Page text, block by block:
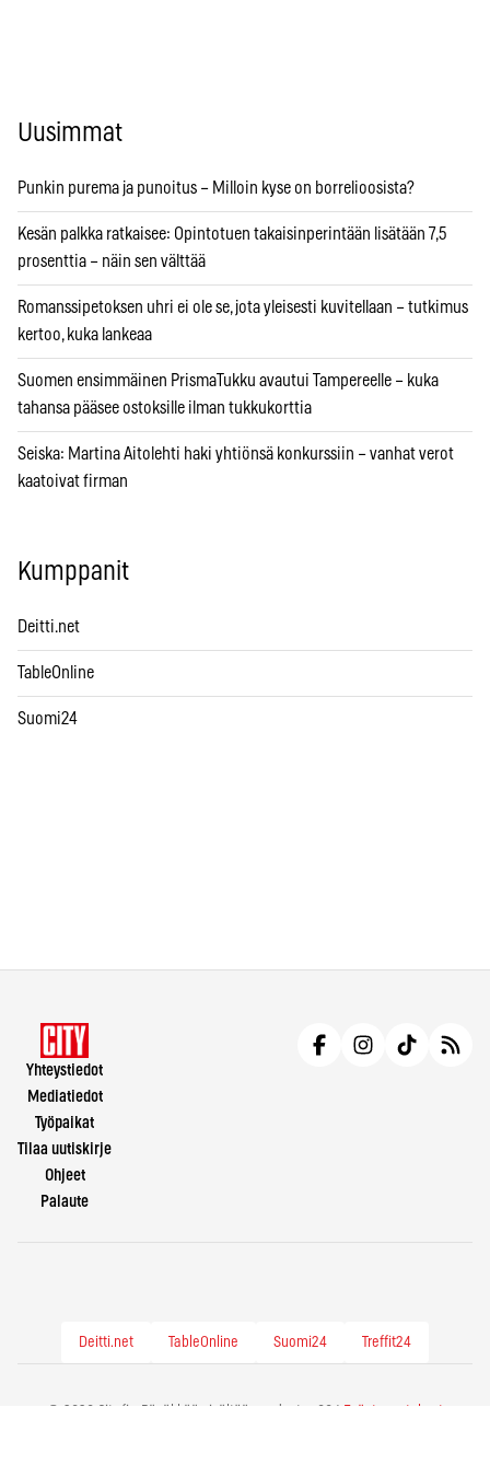
Uusimmat
Punkin purema ja punoitus – Milloin kyse on borrelioosista?
Kesän palkka ratkaisee: Opintotuen takaisinperintään lisätään 7,5
prosenttia – näin sen välttää
Romanssipetoksen uhri ei ole se, jota yleisesti kuvitellaan – tutkimus
kertoo, kuka lankeaa
Suomen ensimmäinen PrismaTukku avautui Tampereelle – kuka
tahansa pääsee ostoksille ilman tukkukorttia
Seiska: Martina Aitolehti haki yhtiönsä konkurssiin – vanhat verot
kaatoivat firman
Kumppanit
Deitti.net
TableOnline
Suomi24
Yhteystiedot
Mediatiedot
Työpaikat
Tilaa uutiskirje
Ohjeet
Palaute
Deitti.net TableOnline Suomi24 Treffit24